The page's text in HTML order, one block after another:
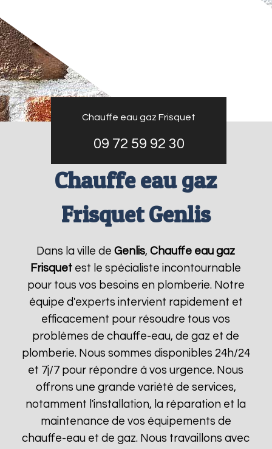
Chauffe eau gaz Frisquet
09 72 59 92 30
Chauffe eau gaz
Frisquet Genlis
Dans la ville deGenlis,Chauffe eau gaz
Frisquet est le spécialiste incontournable
pour tous vos besoins en plomberie. Notre
équipe d'experts intervient rapidement et
efficacement pour résoudre tous vos
problèmes de chauffe-eau, de gaz et de
plomberie. Nous sommes disponibles 24h/24
et 7j/7 pour répondre à vos urgence. Nous
offrons une grande variété de services,
notamment l'installation, la réparation et la
maintenance de vos équipements de
chauffe-eau et de gaz. Nous travaillons avec